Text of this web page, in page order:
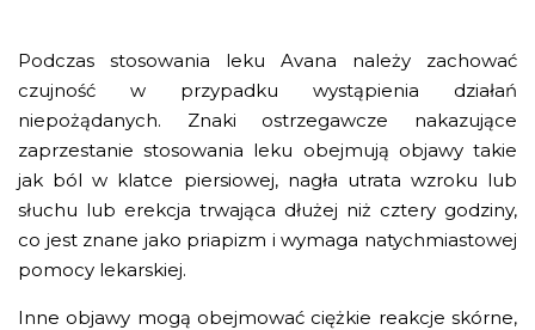
Podczas stosowania leku Avana należy zachować
czujność w przypadku wystąpienia działań
niepożądanych. Znaki ostrzegawcze nakazujące
zaprzestanie stosowania leku obejmują objawy takie
jak ból w klatce piersiowej, nagła utrata wzroku lub
słuchu lub erekcja trwająca dłużej niż cztery godziny,
co jest znane jako priapizm i wymaga natychmiastowej
pomocy lekarskiej.
Inne objawy mogą obejmować ciężkie reakcje skórne,